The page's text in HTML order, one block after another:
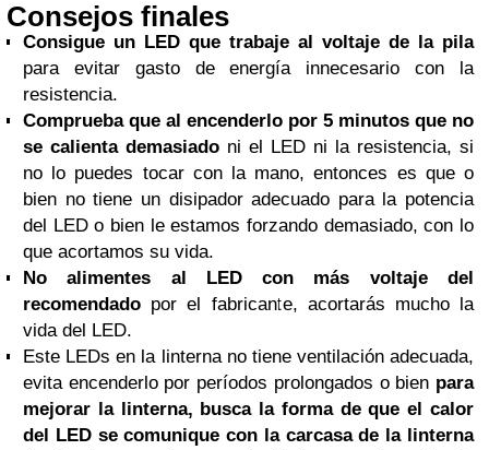
Consejos finales
Consigue un LED que trabaje al voltaje de la pila
para evitar gasto de energía innecesario con la
resistencia.
Comprueba que al encenderlo por 5 minutos que no
se calienta demasiado ni el LED ni la resistencia, si
no lo puedes tocar con la mano, entonces es que o
bien no tiene un disipador adecuado para la potencia
del LED o bien le estamos forzando demasiado, con lo
que acortamos su vida.
No alimentes al LED con más voltaje del
recomendado por el fabricante, acortarás mucho la
vida del LED.
Este LEDs en la linterna no tiene ventilación adecuada,
evita encenderlo por períodos prolongados o bien para
mejorar la linterna, busca la forma de que el calor
del LED se comunique con la carcasa de la linterna